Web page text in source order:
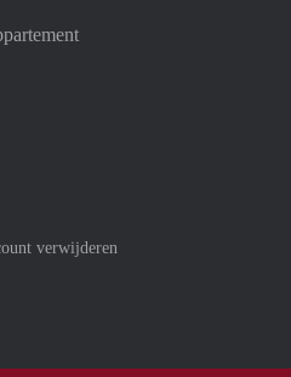
verwijderen
Mastercard
af met Meastro